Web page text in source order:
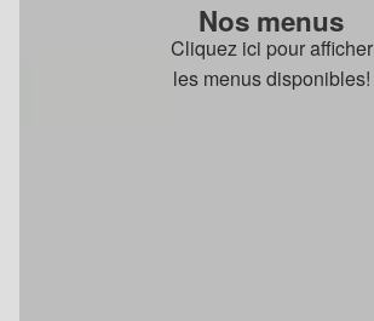
Nos menus
Cliquez ici pour afficher
les menus disponibles!